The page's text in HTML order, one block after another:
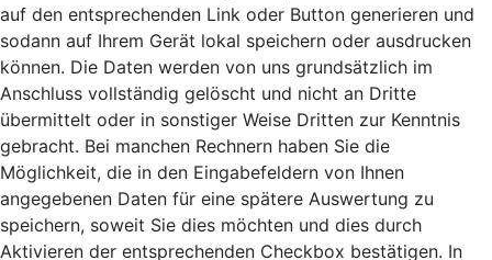
auf den entsprechenden Link oder Button generieren und
sodann auf Ihrem Gerät lokal speichern oder ausdrucken
können. Die Daten werden von uns grundsätzlich im
Anschluss vollständig gelöscht und nicht an Dritte
übermittelt oder in sonstiger Weise Dritten zur Kenntnis
gebracht. Bei manchen Rechnern haben Sie die
Möglichkeit, die in den Eingabefeldern von Ihnen
angegebenen Daten für eine spätere Auswertung zu
speichern, soweit Sie dies möchten und dies durch
Aktivieren der entsprechenden Checkbox bestätigen. In